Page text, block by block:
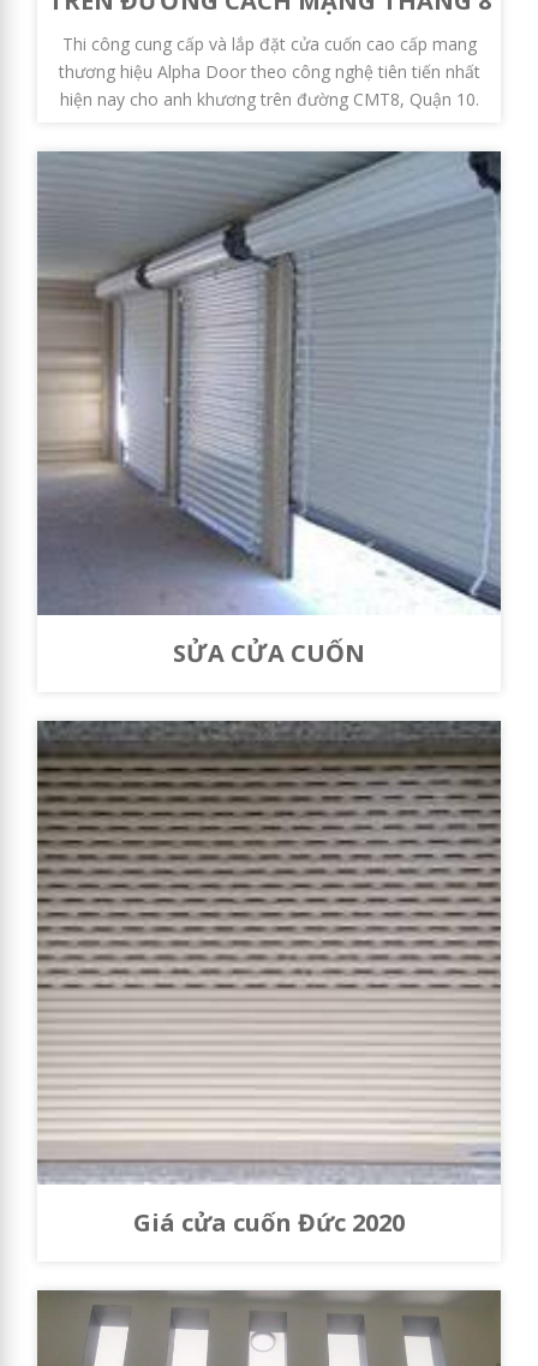
Thi công cung cấp và lắp đặt cửa cuốn cao cấp mang
thương hiệu Alpha Door theo công nghệ tiên tiến nhất
hiện nay cho anh khương trên đường CMT8, Quận 10.
SỬA CỬA CUỐN
Giá cửa cuốn Đức 2020